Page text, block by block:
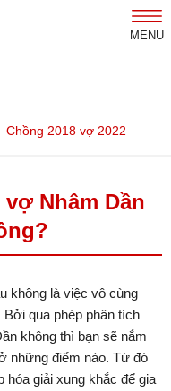
MENU
Chồng 2018 vợ 2022
vợ Nhâm Dần
không là việc vô cùng
qua phép phân tích
không thì bạn sẽ nắm
những điểm nào. Từ đó
giải xung khắc để gia